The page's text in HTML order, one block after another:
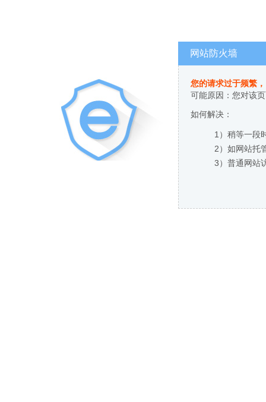
网站防火墙
您的请求过于频繁
可能原因：您对该
如何解决：
1）稍等一段
2）如网站托
3）普通网站